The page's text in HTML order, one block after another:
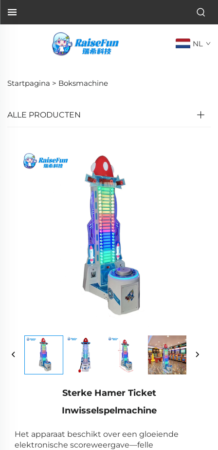
NL
Startpagina > Boksmachine
ALLE PRODUCTEN
Sterke Hamer Ticket
Inwisselspelmachine
Het apparaat beschikt over een gloeiende
elektronische scoreweergave—felle